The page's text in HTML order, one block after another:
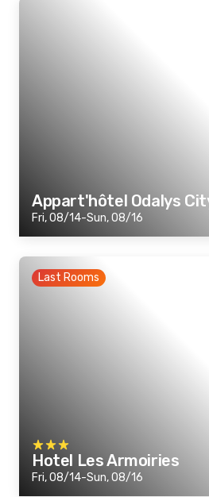
Appart'hôtel Odalys
Fri, 08/14-Sun, 08/16
Last Rooms
Hotel Les Armoiries
Fri, 08/14-Sun, 08/16